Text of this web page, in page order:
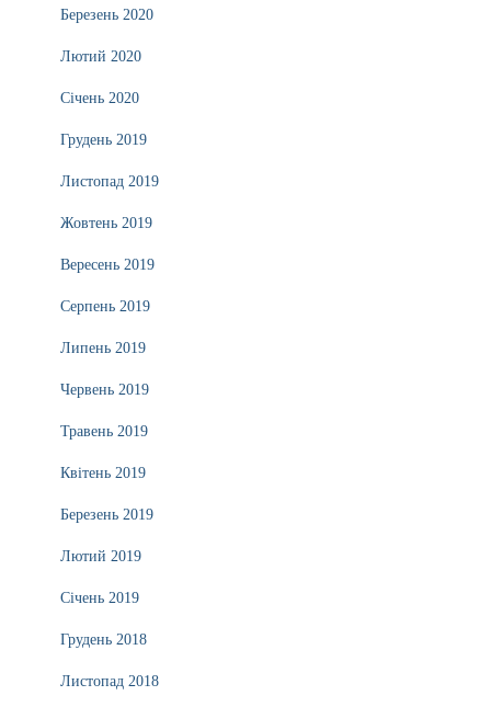
Березень 2020
Лютий 2020
Січень 2020
Грудень 2019
Листопад 2019
Жовтень 2019
Вересень 2019
Серпень 2019
Липень 2019
Червень 2019
Травень 2019
Квітень 2019
Березень 2019
Лютий 2019
Січень 2019
Грудень 2018
Листопад 2018